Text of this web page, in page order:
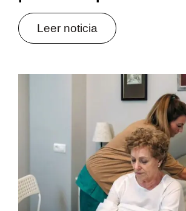
Leer noticia